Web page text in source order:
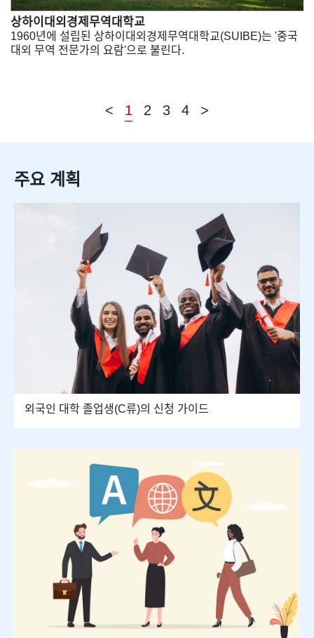
상하이대외경제무역대학교
1960년에 설립된 상하이대외경제무역대학교(SUIBE)는 '중국
대외 무역 전문가의 요람'으로 불린다.
< 1 2 3 4 >
주요 계획
외국인 대학 졸업생(C류)의 신청 가이드